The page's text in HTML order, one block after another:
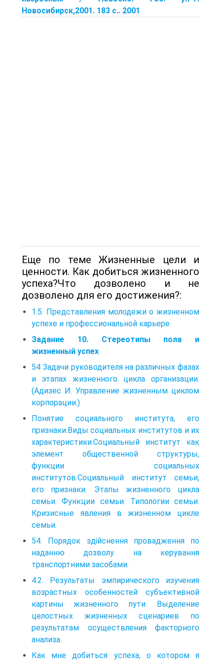
Новосибирск,2001. 183 с.. 2001
Еще по теме Жизненные цели и
ценности. Как добиться жизненного
успеха?Что дозволено и не
дозволено для его достижения?:
1.5. Представления молодежи о жизненном
успехе и профессиональной карьере
Задание 10. Стереотипы пола и
жизненный успех
54 Задачи руководителя на различных фазах
и этапах жизненного цикла организации.
(Адизес И. Управление жизненным циклом
корпорации.)
Понятие социального института, его
признаки.Виды социальных институтов и их
характеристики.Социальный институт как
элемент общественной структуры,
функции социальных
институтов.Социальный институт семьи,
его признаки. Этапы жизненного цикла
семьи. Функции семьи. Типологии семьи.
Кризисные явления в жизненном цикле
семьи.
54. Порядок здійснення провадження по
наданню дозволу на керування
транспортними засобами.
4.2. Результаты эмпирического изучения
возрастных особенностей субъективной
картины жизненного пути. Выделение
целостных жизненных сценариев по
результатам осуществления факторного
анализа.
Как мне добиться успеха, о котором я